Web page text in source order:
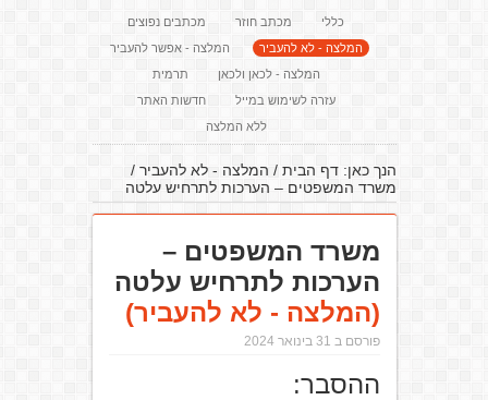
כללי מכתב חוזר
מכתבים נפוצים
המלצה - לא להעביר
המלצה - אפשר להעביר
המלצה - לכאן ולכאן
תרמית
עזרה לשימוש במייל
חדשות האתר
ללא המלצה
הנך כאן:דף הבית / המלצה - לא להעביר /
משרד המשפטים – הערכות לתרחיש עלטה
משרד המשפטים –
הערכות לתרחיש עלטה
(המלצה - לא להעביר)
פורסם ב 31 בינואר 2024
ההסבר: